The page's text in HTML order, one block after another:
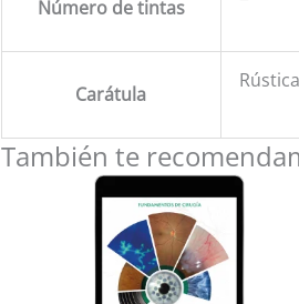
Número de tintas
Carátula
Rústica
También te